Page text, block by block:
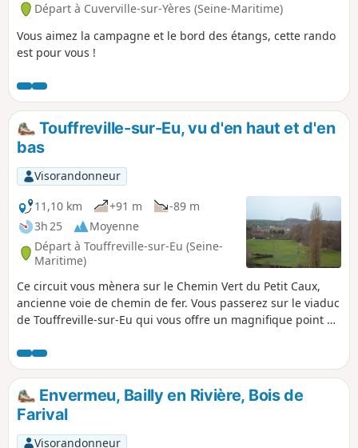
Départ à Cuverville-sur-Yères (Seine-Maritime)
Vous aimez la campagne et le bord des étangs, cette rando
est pour vous !
Touffreville-sur-Eu, vu d'en haut et d'en
bas
Visorandonneur
11,10 km
+91 m
-89 m
3h 25
Moyenne
Départ à Touffreville-sur-Eu (Seine-
Maritime)
Ce circuit vous mènera sur le Chemin Vert du Petit Caux,
ancienne voie de chemin de fer. Vous passerez sur le viaduc
de Touffreville-sur-Eu qui vous offre un magnifique point de
Envermeu, Bailly en Rivière, Bois de
Farival
Visorandonneur